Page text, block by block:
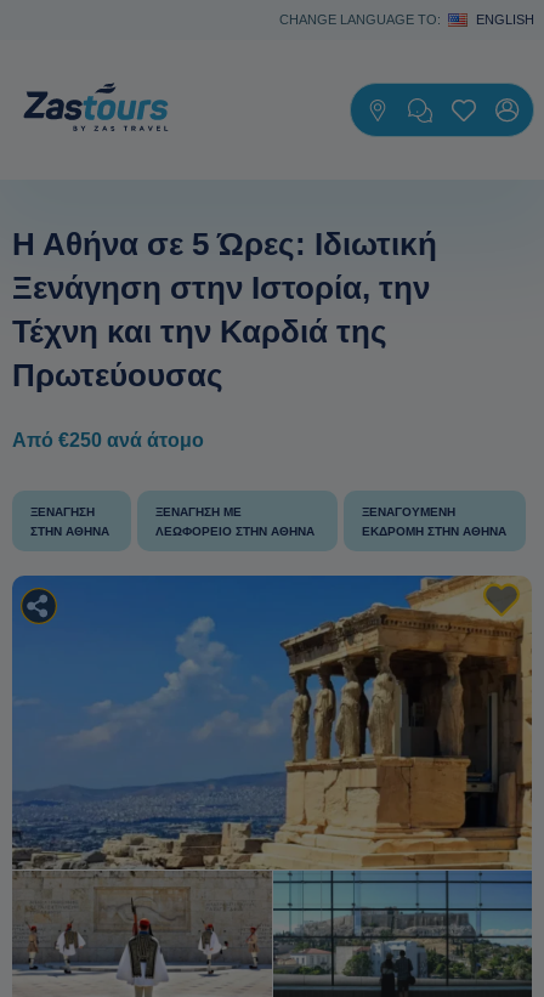
CHANGE LANGUAGE TO: ENGLISH
Η Αθήνα σε 5 Ώρες: Ιδιωτική
Ξενάγηση στην Ιστορία, την
Τέχνη και την Καρδιά της
Πρωτεύουσας
Από €250 ανά άτομο
ΞΕΝΆΓΗΣΗ
ΣΤΗΝ ΑΘΉΝΑ
ΞΕΝΆΓΗΣΗ ΜΕ
ΛΕΩΦΟΡΕΊΟ ΣΤΗΝ ΑΘΉΝΑ
ΞΕΝΑΓΟΎΜΕΝΗ
ΕΚΔΡΟΜΉ ΣΤΗΝ ΑΘΉΝΑ